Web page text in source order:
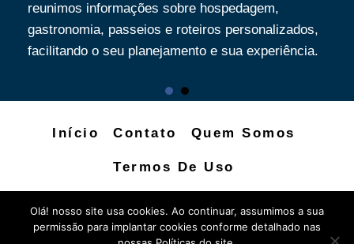
reunimos informações sobre hospedagem,
gastronomia, passeios e roteiros personalizados,
facilitando o seu planejamento e sua experiência.
Início Contato Quem Somos
Termos De Uso
Política Editorial
Olá! nosso site usa cookies. Ao continuar, assumimos a sua
permissão para implantar cookies conforme detalhado nas